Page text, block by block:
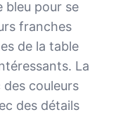
bleu pour se
franches
de la table
La
couleurs
des détails